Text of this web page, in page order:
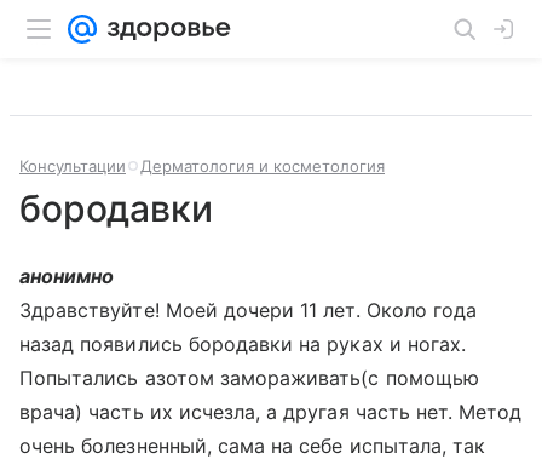
Консультации Дерматология и косметология
бородавки
анонимно
Здравствуйте! Моей дочери 11 лет. Около года
назад появились бородавки на руках и ногах.
Попытались азотом замораживать(с помощью
врача) часть их исчезла, а другая часть нет. Метод
очень болезненный, сама на себе испытала, так